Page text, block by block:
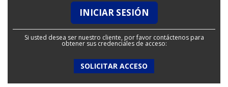
INICIAR SESIÓN
Si usted desea ser nuestro cliente, por favor contáctenos para
obtener sus credenciales de acceso:
SOLICITAR ACCESO